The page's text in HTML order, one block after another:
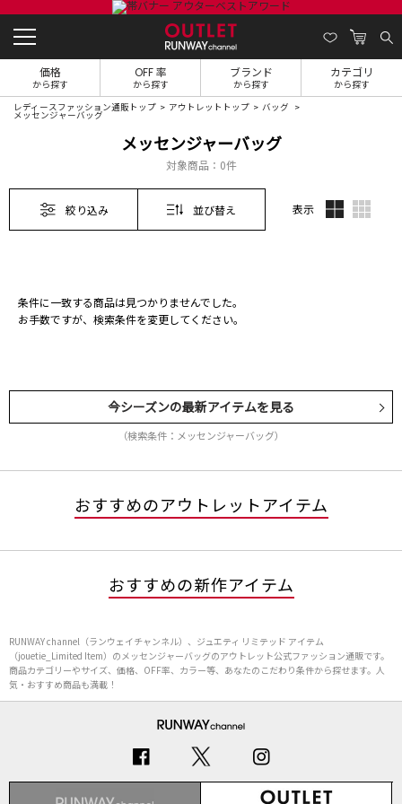
価格
から探す
OFF 率
から探す
ブランド
から探す
カテゴリ
から探す
レディースファッション通販トップ アウトレットトップ バッグ
メッセンジャーバッグ
メッセンジャーバッグ
対象商品： 0件
絞り込み 並び替え 表示
条件に一致する商品は見つかりませんでした。
お手数ですが、検索条件を変更してください。
今シーズンの最新アイテムを見る
（検索条件：メッセンジャーバッグ）
おすすめのアウトレットアイテム
おすすめの新作アイテム
RUNWAY channel（ランウェイチャンネル）、ジュエティ リミテッド アイテム
（jouetie_Limited Item）のメッセンジャーバッグのアウトレット公式ファッション通販です。
商品カテゴリーやサイズ、価格、OFF率、カラー等、あなたのこだわり条件から探せます。人
気・おすすめ商品も満載！